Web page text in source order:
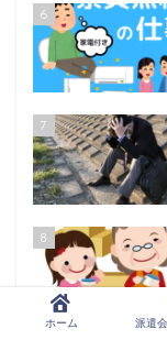
6
7
8
ホーム 派遣